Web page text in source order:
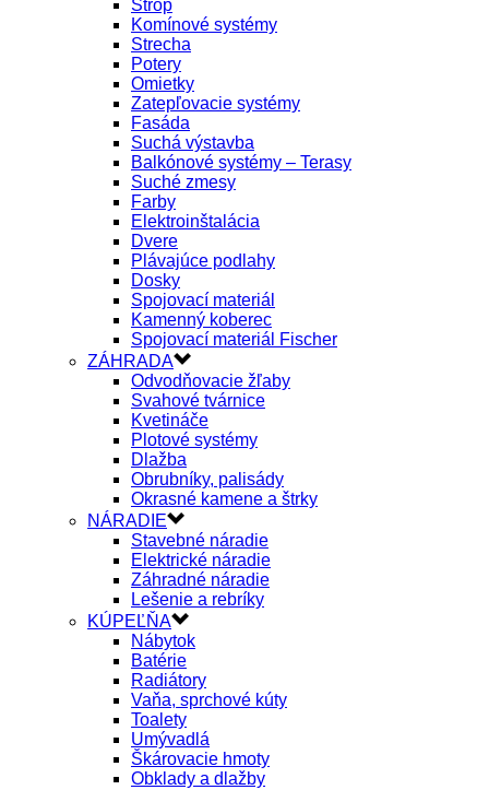
Strop
Komínové systémy
Strecha
Potery
Omietky
Zatepľovacie systémy
Fasáda
Suchá výstavba
Balkónové systémy – Terasy
Suché zmesy
Farby
Elektroinštalácia
Dvere
Plávajúce podlahy
Dosky
Spojovací materiál
Kamenný koberec
Spojovací materiál Fischer
ZÁHRADA
Odvodňovacie žľaby
Svahové tvárnice
Kvetináče
Plotové systémy
Dlažba
Obrubníky, palisády
Okrasné kamene a štrky
NÁRADIE
Stavebné náradie
Elektrické náradie
Záhradné náradie
Lešenie a rebríky
KÚPEĽŇA
Nábytok
Batérie
Radiátory
Vaňa, sprchové kúty
Toalety
Umývadlá
Škárovacie hmoty
Obklady a dlažby